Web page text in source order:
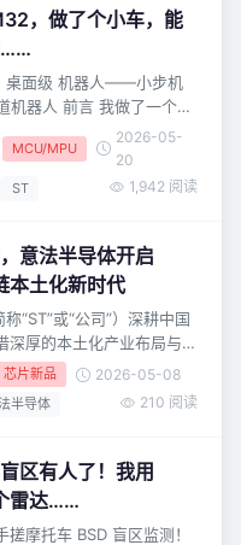
——比如将一个192KB
音频解码+模拟器 那这
参
，做了个小车，能
……
桌面级 机器人——小步机
机器人 前言 我做了一个全
发射玩具弹！！ *0***1 小
为云台和底盘两部分： 实
持俯仰角约±18度 云台能
盘支持35种灯效 无图无真
下： 发射*
MCU/MPU
2026-05-
20
ST 1,942 阅读
意法半导体开启
本土化新时代
“ST”或“公司”）深耕中国
深厚的本土化产业布局与
进STM32系列的供应链本
，全面践行“在中国、为中
双供应链本土化战略
款产品型号、超200万
土化战略来巩固在中国市
前，意法半
芯片新品 2026-05-08
半导体 210 阅读
区有人了！我用
雷达……
摩托车 BSD 盲区监测！